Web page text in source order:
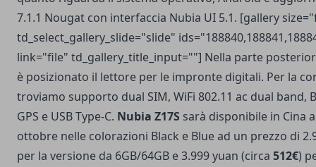
7.1.1 Nougat con interfaccia Nubia UI 5.1. [gallery
td_select_gallery_slide="slide"
link="file" td_gallery_title_input=""] Nella parte
è posizionato il lettore per le impronte digitali. Per la
troviamo supporto dual SIM, WiFi 802.11 ac dual band,
GPS e USB Type-C. Nubia Z17S sarà disponibile in Cina
ottobre nelle colorazioni Black e Blue ad un prezzo di
per la versione da 6GB/64GB e 3.999 yuan (circa 512€)